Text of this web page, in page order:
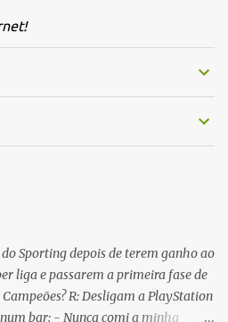
Sporting depois de terem ganho ao
liga e passarem a primeira fase de
R: Desligam a PlayStation
bar: - Nunca comi a minha